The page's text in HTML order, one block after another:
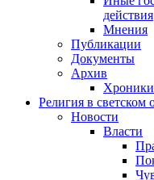
действия
Мнения
Публикации
Документы
Архив
Хроники
Религия в светском
Новости
Власти